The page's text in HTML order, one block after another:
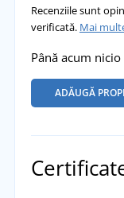
Recenziile sunt
verificată. Mai
Până acum
ADĂUGĂ